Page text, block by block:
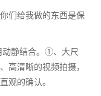
们给我做的东西是保
动静结合。①、大尺
清晰的视频拍摄，
观的确认。